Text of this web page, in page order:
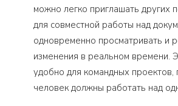
можно легко приглашать других
для совместной работы над
одновременно просматривать и
изменения в реальном времени.
удобно для командных проектов,
человек должны работать над